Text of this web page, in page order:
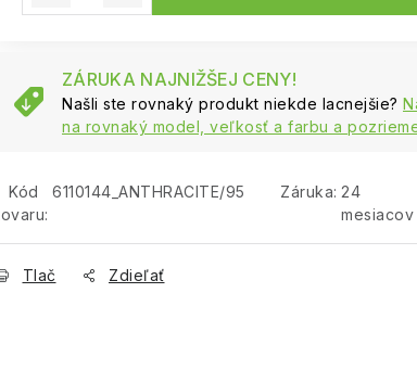
ZÁRUKA NAJNIŽŠEJ CENY!
Našli ste rovnaký produkt niekde lacnejšie?
na rovnaký model, veľkosť a farbu a
Kód
6110144_ANTHRACITE/95 Záruka: 24
mesiacov
Tlač Zdieľať